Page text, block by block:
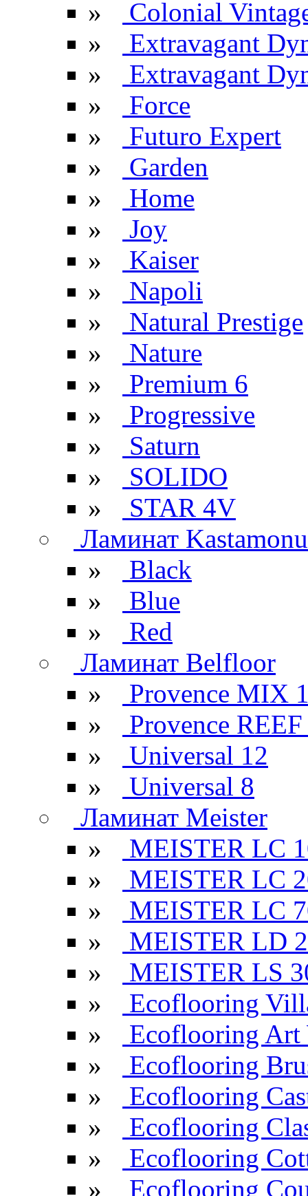
»
Colonial
»
Extravagant
»
Extravagant
»
Force
»
Futuro Expert
»
Garden
»
Home
»
Joy
»
Kaiser
»
Napoli
»
Natural Prestige
»
Nature
»
Premium 6
»
Progressive
»
Saturn
»
SOLIDO
»
STAR 4V
Ламинат Kastamonu
»
Black
»
Blue
»
Red
Ламинат Belfloor
»
Provence MIX
»
Provence
»
Universal 12
»
Universal 8
Ламинат Meister
»
MEISTER LC
»
MEISTER LC
»
MEISTER LC
»
MEISTER LD
»
MEISTER LS
»
Ecoflooring
»
Ecoflooring Art
»
Ecoflooring
»
Ecoflooring
»
Ecoflooring
»
Ecoflooring
»
Ecoflooring